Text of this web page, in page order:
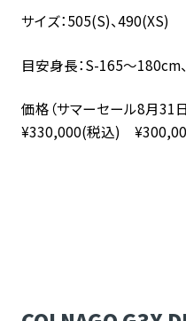
サイズ：505(S)、490(XS)
目安身長：S-165～180cm
価格（サマーセール8月31
¥330,000(税込) ¥300,000